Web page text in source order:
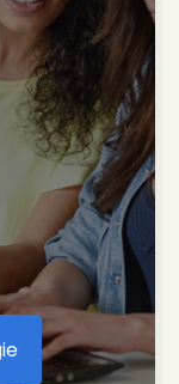
Synergie